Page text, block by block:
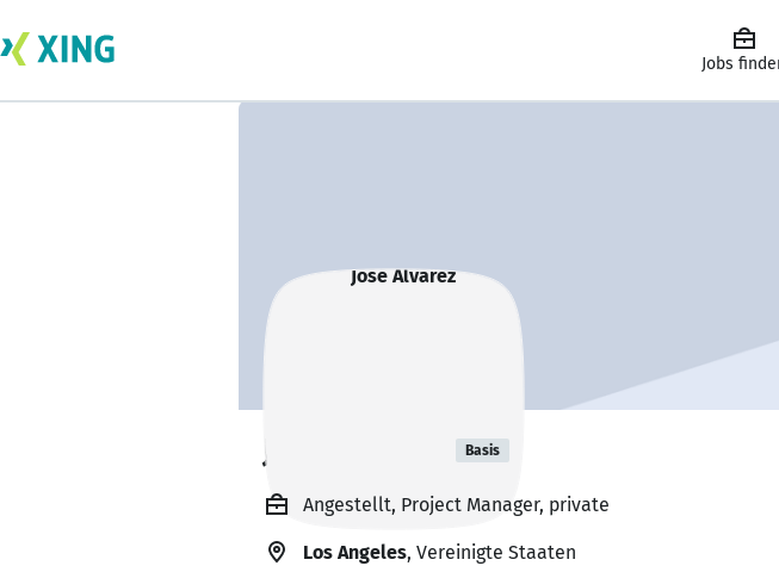
Jobs
Jose Alvarez Basis
Angestellt, Project Manager, private
Los Angeles, Vereinigte Staaten